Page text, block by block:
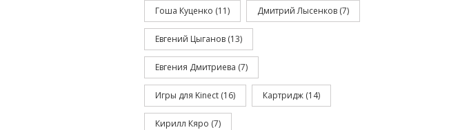
Гоша Куценко (11) Дмитрий Лысенков (7)
Евгений Цыганов (13)
Евгения Дмитриева (7)
Игры для Kinect (16) Картридж (14)
Кирилл Кяро (7)